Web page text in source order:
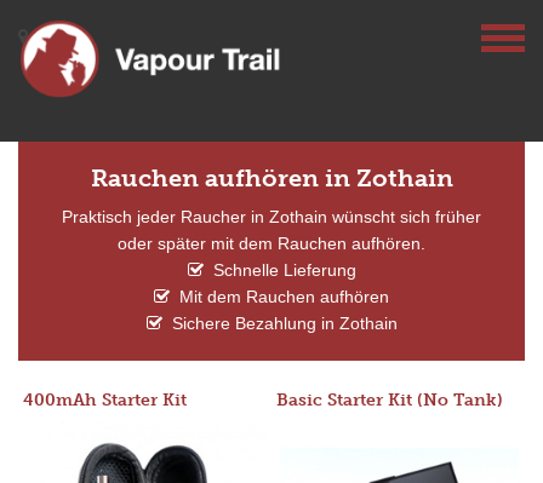
Rauchen aufhören in Zothain
Praktisch jeder Raucher in Zothain wünscht sich früher
oder später mit dem Rauchen aufhören.
Schnelle Lieferung
Mit dem Rauchen aufhören
Sichere Bezahlung in Zothain
400mAh Starter Kit Basic Starter Kit (No Tank)